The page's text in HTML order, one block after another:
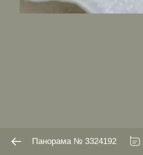
Панорама № 3324192